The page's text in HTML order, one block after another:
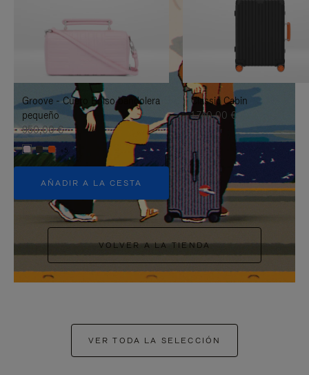
PULSE
PAUSARLO.
DESACTIVADO:
PULSE
PARA
ACTIVARLO.
Groove - Cuero Bolso bandolera
pequeño
950,00 €
+5
AÑADIR A LA CESTA
Classic Cabin
1.740,00 €
VOLVER A LA TIENDA
VER TODA LA SELECCIÓN